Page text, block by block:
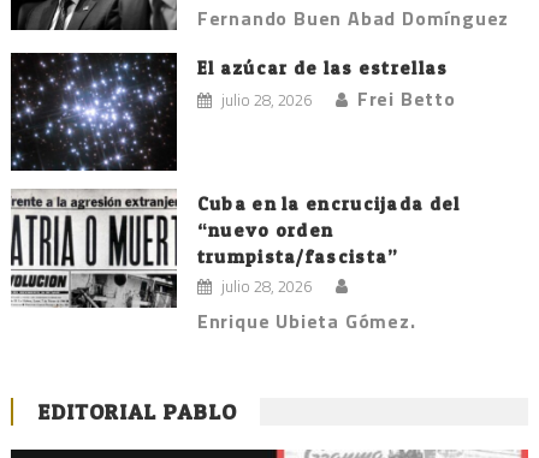
Fernando Buen Abad Domínguez
El azúcar de las estrellas
julio 28, 2026 Frei Betto
Cuba en la encrucijada del
“nuevo orden
trumpista/fascista”
julio 28, 2026
Enrique Ubieta Gómez.
EDITORIAL PABLO